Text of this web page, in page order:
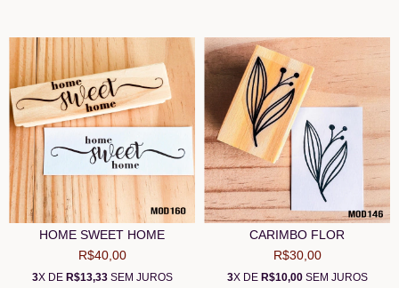
HOME SWEET HOME
R$40,00
3X DE R$13,33SEM JUROS
CARIMBO FLOR
R$30,00
3X DE R$10,00SEM JUROS